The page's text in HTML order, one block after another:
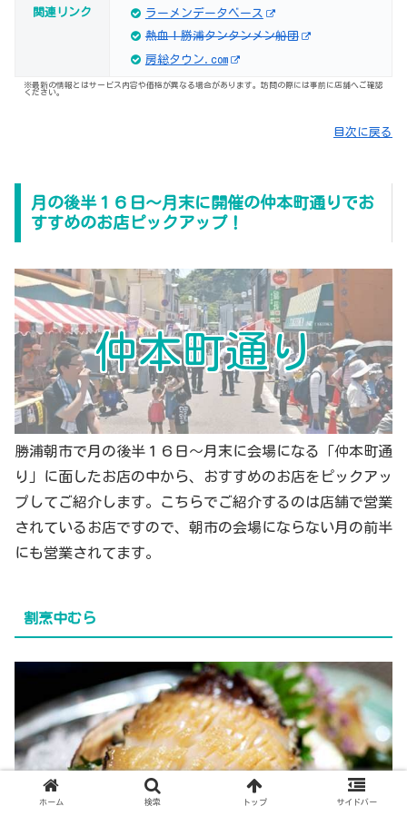
関連リンク
ラーメンデータベース
熱血！勝浦タンタンメン船団
房総タウン.com
※最新の情報とはサービス内容や価格が異なる場合があります。訪問の際には事前に店舗へご確認
ください。
目次に戻る
月の後半１６日～月末に開催の仲本町通りでお
すすめのお店ピックアップ！
仲本町通り
勝浦朝市で月の後半１６日～月末に会場になる「仲本町通
り」に面したお店の中から、おすすめのお店をピックアッ
プしてご紹介します。こちらでご紹介するのは店舗で営業
されているお店ですので、朝市の会場にならない月の前半
にも営業されてます。
割烹中むら
ホーム 検索 トップ サイドバー